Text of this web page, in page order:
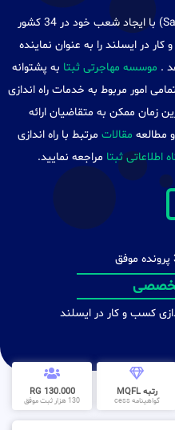
(Sabtta Group) با ایجاد شعب خود در 34 کشور
در ایسلند را به عنوان نماینده
. موسسه مهاجرتی ثبتا به پشتوانه
امور مربوط به خدمات راه اندازی
زمان ممکن به متقاضیان ارائه
مطالعه مقالات مرتبط با راه اندازی
اطلاعاتی ثبتا مراجعه نمایید.
کسب و کار در ایسلند
رتبه MQFL
گواهینامه cess
130.000 RG
130 هزار ثبت موفق